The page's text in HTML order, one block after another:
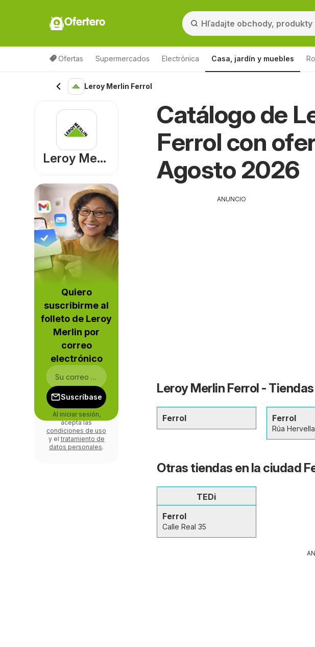
Ofertero
Ofertas Supermercados Electrónica Casa, jardín y muebles
Leroy Merlin Ferrol
Catálogo de
Ferrol con
Agosto 2026
ANUNCIO
Leroy Merlin Ferrol -
Ferrol Ferrol
Rúa
Otras tiendas en la ciudad
TEDi
Ferrol
Calle Real 35
Leroy Merlin
Quiero
suscribirme al
folleto de Leroy
Merlin por
correo
electrónico
Suscríbase
Al iniciar sesión,
acepta las
condiciones de uso
y el tratamiento de
datos personales.